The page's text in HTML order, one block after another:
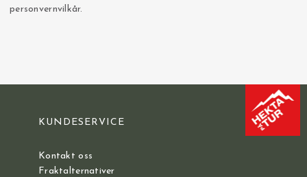
personvernvilkår.
KUNDESERVICE
Kontakt oss
Fraktalternativer